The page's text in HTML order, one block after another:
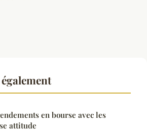
en bourse avec les
attitude